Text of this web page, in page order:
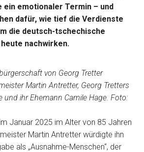
ein emotionaler Termin – und
dafür, wie tief die Verdienste
die deutsch-tschechische
nachwirken.
von Georg Tretter
Martin Antretter, Georg Tretters
und ihr Ehemann Camile Hage. Foto:
Januar 2025 im Alter von 85 Jahren
Martin Antretter würdigte ihn
als „Ausnahme-Menschen“, der